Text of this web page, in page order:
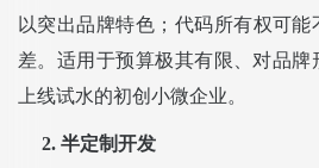
以突出品牌特色；代码所有权可
差。适用于预算极其有限、对品牌
上线试水的初创小微企业。
2. 半定制开发